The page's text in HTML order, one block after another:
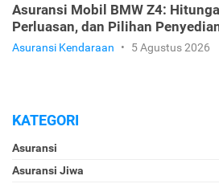
Asuransi Mobil BMW Z4:
Perluasan, dan Pilihan
Asuransi Kendaraan • 5 Agustus 2026
KATEGORI
Asuransi
Asuransi Jiwa